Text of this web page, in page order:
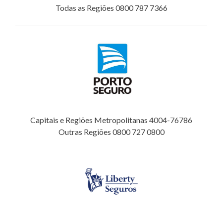
Todas as Regiões 0800 787 7366
Capitais e Regiões Metropolitanas 4004-76786
Outras Regiões 0800 727 0800